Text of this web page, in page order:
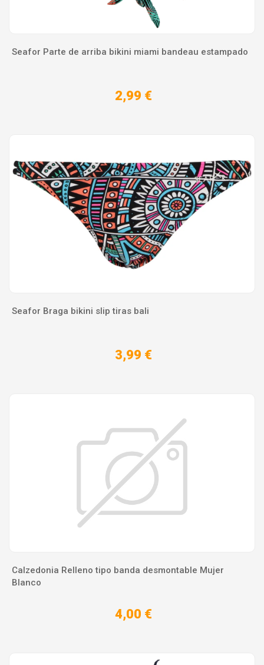
Seafor Parte de arriba bikini miami bandeau estampado
2,99 €
Seafor Braga bikini slip tiras bali
3,99 €
Calzedonia Relleno tipo banda desmontable Mujer
Blanco
4,00 €